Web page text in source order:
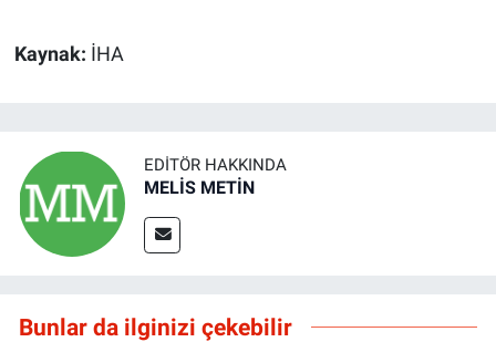
Kaynak: İHA
EDITÖR HAKKINDA
MELİS METİN
Bunlar da ilginizi çekebilir